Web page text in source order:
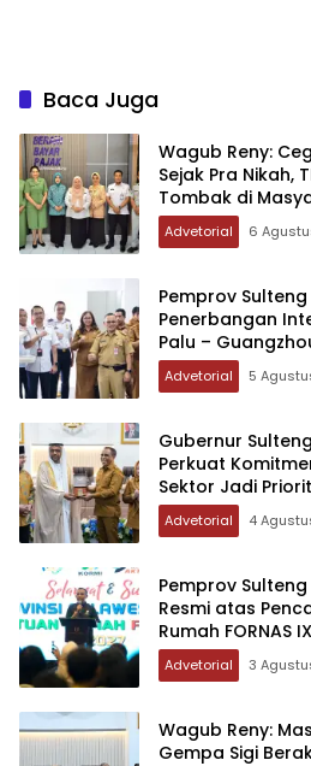
Baca Juga
Wagub Reny:
Sejak Pra Nikah,
Tombak di
Advetorial 6
Pemprov
Penerbangan
Palu –
Advetorial 5
Gubernur
Perkuat
Sektor Jadi
Advetorial 4
Pemprov
Resmi atas
Rumah FORNAS
Advetorial 3
Wagub Reny:
Gempa Sigi